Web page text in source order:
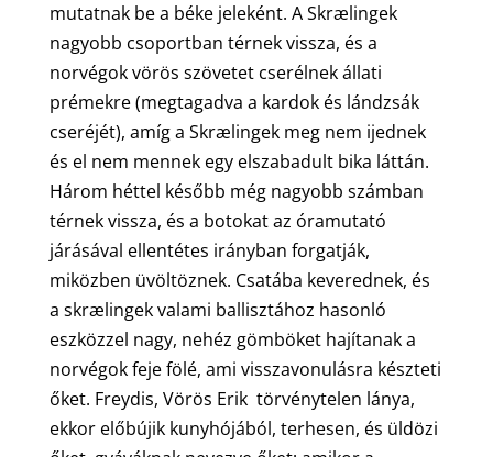
mutatnak be a béke jeleként. A Skrælingek
nagyobb csoportban térnek vissza, és a
norvégok vörös szövetet cserélnek állati
prémekre (megtagadva a kardok és lándzsák
cseréjét), amíg a Skrælingek meg nem ijednek
és el nem mennek egy elszabadult bika láttán.
Három héttel később még nagyobb számban
térnek vissza, és a botokat az óramutató
járásával ellentétes irányban forgatják,
miközben üvöltöznek. Csatába keverednek, és
a skrælingek valami ballisztához hasonló
eszközzel nagy, nehéz gömböket hajítanak a
norvégok feje fölé, ami visszavonulásra készteti
őket. Freydis, Vörös Erik törvénytelen lánya,
ekkor előbújik kunyhójából, terhesen, és üldözi